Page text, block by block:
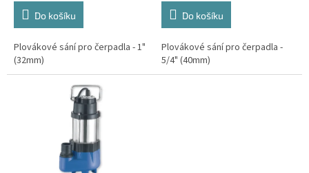
Do košíku
Plovákové sání pro čerpadla - 1"
(32mm)
Do košíku
Plovákové sání pro čerpadla -
5/4" (40mm)